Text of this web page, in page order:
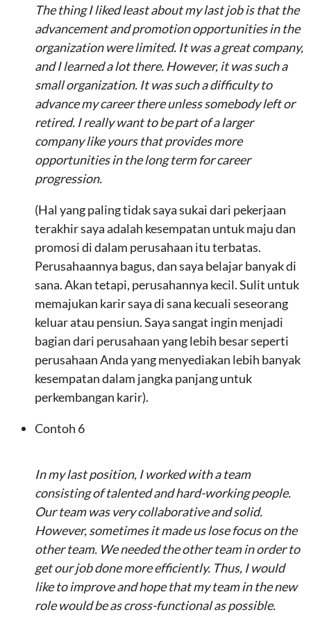
The thing I liked least about my last job is that the
advancement and promotion opportunities in the
organization were limited. It was a great company,
and I learned a lot there. However, it was such a
small organization. It was such a difficulty to
advance my career there unless somebody left or
retired. I really want to be part of a larger
company like yours that provides more
opportunities in the long term for career
progression.
(Hal yang paling tidak saya sukai dari pekerjaan
terakhir saya adalah kesempatan untuk maju dan
promosi di dalam perusahaan itu terbatas.
Perusahaannya bagus, dan saya belajar banyak di
sana. Akan tetapi, perusahannya kecil. Sulit untuk
memajukan karir saya di sana kecuali seseorang
keluar atau pensiun. Saya sangat ingin menjadi
bagian dari perusahaan yang lebih besar seperti
perusahaan Anda yang menyediakan lebih banyak
kesempatan dalam jangka panjang untuk
perkembangan karir).
Contoh 6
In my last position, I worked with a team
consisting of talented and hard-working people.
Our team was very collaborative and solid.
However, sometimes it made us lose focus on the
other team. We needed the other team in order to
get our job done more efficiently. Thus, I would
like to improve and hope that my team in the new
role would be as cross-functional as possible.